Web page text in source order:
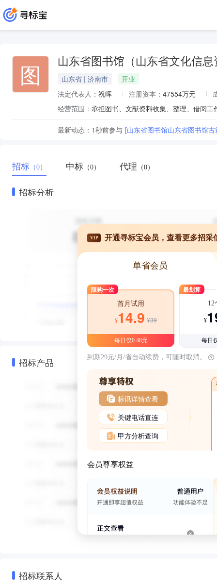
图 山东省图书馆（山东省文化信
山东省 | 济南市
开业
法定代表人： 祝晖 注册资本： 47554万元
经营范围：
最新动态： 1秒前参与 [山东省图书馆山东省图书馆
招标 （0） 中标 （0） 代理 （0）
招标分析
招标产品
VIP 开通寻标宝会员，查看更多招采
单省会员
限购一次
首月试用
¥14.9 ¥39
每日仅0.48元
最划算
12
¥
每日
到期29元/月/省自动续费，可随时取消。
标讯详情查看
关键电话直连
甲方分析查询
会员尊享权益
招标联系人